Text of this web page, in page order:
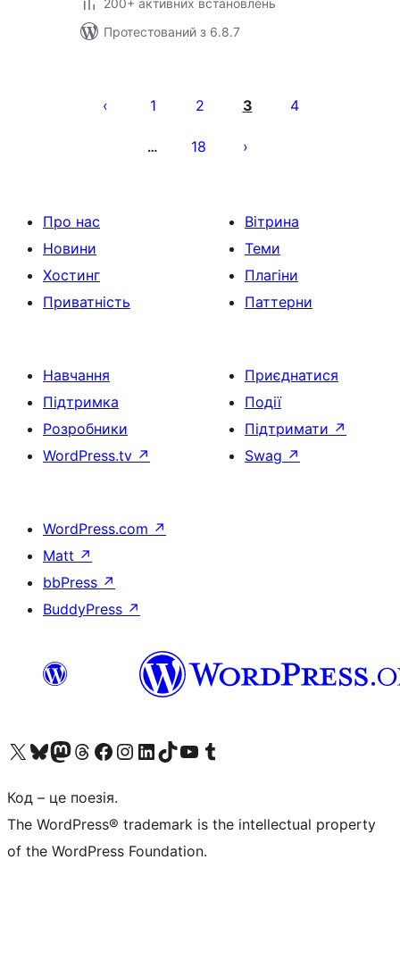
200+ активних встановлень
Протестований з 6.8.7
записів
1 2 3 4
… 18
Про нас
Новини
Хостинг
Приватність
Вітрина
Теми
Плагіни
Паттерни
Навчання
Підтримка
Розробники
WordPress.tv ↗
Приєднатися
Події
Підтримати ↗
Swag ↗
WordPress.com ↗
Matt ↗
bbPress ↗
BuddyPress ↗
Visit our X (formerly Twitter) account
Visit our Bluesky account
Завітайте до нашої стрічки в Mastodon
Visit our Threads account
Завітайте на нашу сторінку в Facebook
Visit our Instagram account
Visit our LinkedIn account
Visit our TikTok account
Visit our YouTube channel
Visit our Tumblr account
Код – це поезія.
The WordPress® trademark is the intellectual property
of the WordPress Foundation.